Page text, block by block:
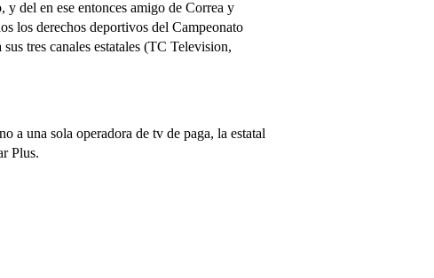
del en ese entonces amigo de Correa y
los derechos deportivos del Campeonato
tres canales estatales (TC Television,
a una sola operadora de tv de paga, la estatal
Plus.